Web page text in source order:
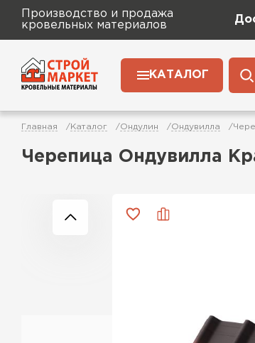
Производство и продажа
кровельных материалов
КАТАЛОГ
Главная Каталог Ондулин Ондувилла
Черепица Ондувилла